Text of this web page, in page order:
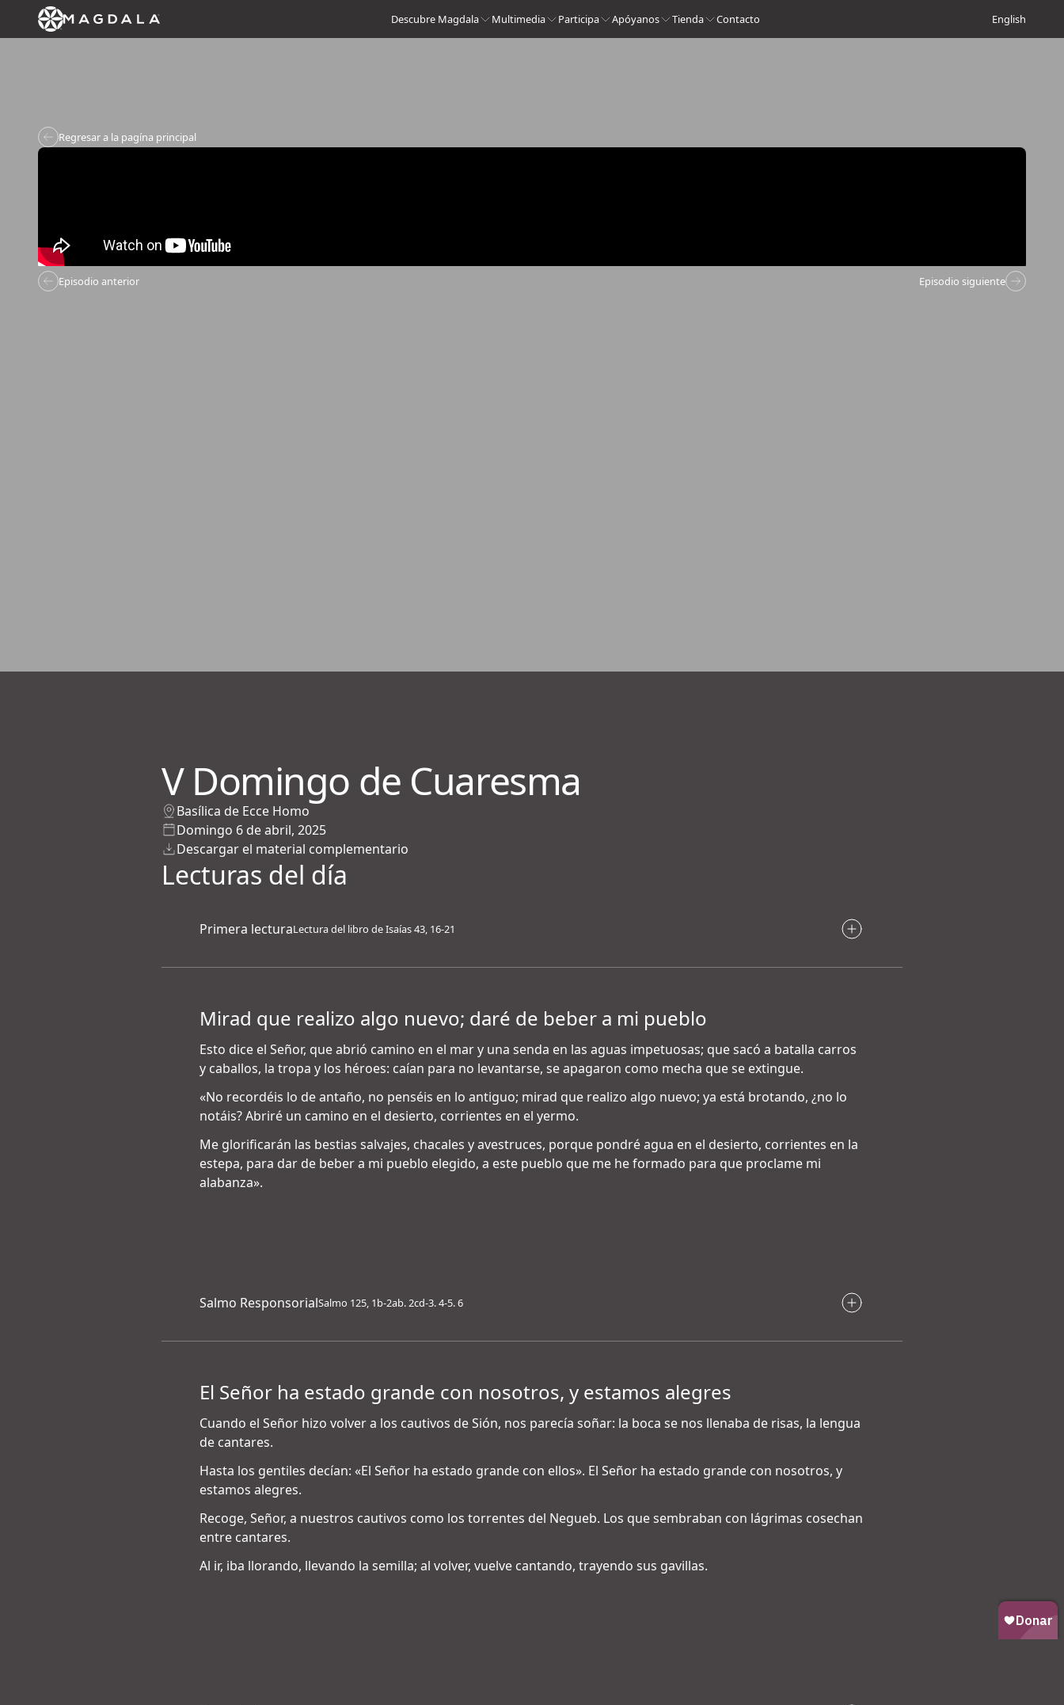
Descubre Magdala Multimedia Participa Apóyanos Tienda Contacto English
Regresar a la pagína principal
Episodio anterior Episodio siguiente
V Domingo de Cuaresma
Basílica de Ecce Homo
Domingo 6 de abril, 2025
Descargar el material complementario
Lecturas del día
Primera lecturaLectura del libro de Isaías 43, 16-21
Mirad que realizo algo nuevo; daré de beber a mi pueblo
Esto dice el Señor, que abrió camino en el mar y una senda en las aguas impetuosas; que sacó a batalla carros
y caballos, la tropa y los héroes: caían para no levantarse, se apagaron como mecha que se extingue.
«No recordéis lo de antaño, no penséis en lo antiguo; mirad que realizo algo nuevo; ya está brotando, ¿no lo
notáis? Abriré un camino en el desierto, corrientes en el yermo.
Me glorificarán las bestias salvajes, chacales y avestruces, porque pondré agua en el desierto, corrientes en la
estepa, para dar de beber a mi pueblo elegido, a este pueblo que me he formado para que proclame mi
alabanza».
Salmo ResponsorialSalmo 125, 1b-2ab. 2cd-3. 4-5. 6
El Señor ha estado grande con nosotros, y estamos alegres
Cuando el Señor hizo volver a los cautivos de Sión, nos parecía soñar: la boca se nos llenaba de risas, la lengua
de cantares.
Hasta los gentiles decían: «El Señor ha estado grande con ellos». El Señor ha estado grande con nosotros, y
estamos alegres.
Recoge, Señor, a nuestros cautivos como los torrentes del Negueb. Los que sembraban con lágrimas cosechan
entre cantares.
Al ir, iba llorando, llevando la semilla; al volver, vuelve cantando, trayendo sus gavillas.